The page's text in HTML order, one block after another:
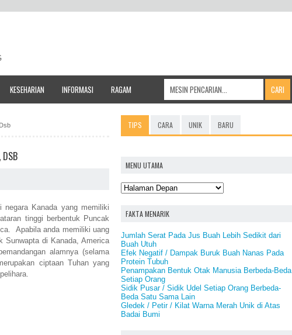
KESEHARIAN INFORMASI RAGAM
DSB
Kanada yang memiliki
tinggi berbentuk Puncak
Apabila anda memiliki uang
Sunwapta di Kanada, America
alamnya (selama
ciptaan Tuhan yang
TIPS CARA UNIK BARU
MENU UTAMA
FAKTA MENARIK
Jumlah Serat Pada Jus Buah Lebih Sedikit dari
Buah Utuh
Efek Negatif / Dampak Buruk Buah Nanas Pada
Protein Tubuh
Penampakan Bentuk Otak Manusia Berbeda-Beda
Setiap Orang
Sidik Pusar / Sidik Udel Setiap Orang Berbeda-
Beda Satu Sama Lain
Gledek / Petir / Kilat Warna Merah Unik di Atas
Badai Bumi